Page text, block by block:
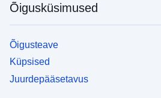
Õigusküsimused
Õigusteave
Küpsised
Juurdepääsetavus